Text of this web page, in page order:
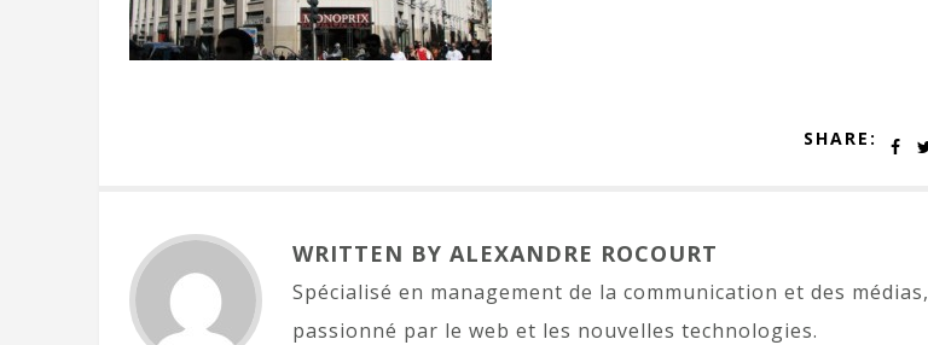
SHARE:
WRITTEN BY ALEXANDRE ROCOURT
Spécialisé en management de la communication et des médias,
passionné par le web et les nouvelles technologies.